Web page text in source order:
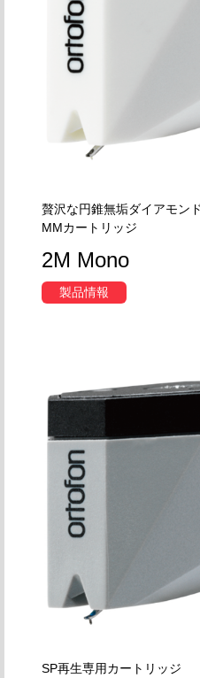
贅沢な円錐無垢ダイアモン
MMカートリッジ
2M Mono
製品情報
SP再生専用カートリッジ